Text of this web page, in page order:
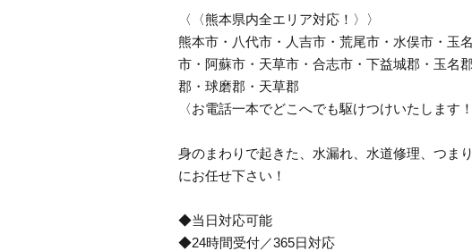
〈〈熊本県内全エリア対応！〉〉
熊本市・八代市・人吉市・荒尾市・水俣市・玉
市・阿蘇市・天草市・合志市・下益城郡・玉名
郡・球磨郡・天草郡
〈お電話一本でどこへでも駆けつけいたします！
身のまわりで起きた、水漏れ、水道修理、つま
にお任せ下さい！
◆当日対応可能
◆24時間受付／365日対応